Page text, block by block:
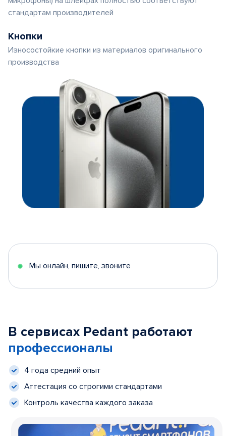
стандартам производителей
Кнопки
Износостойкие кнопки из материалов оригинального
производства
Мы онлайн, пишите, звоните
В сервисах Pedant работают
профессионалы
4 года средний опыт
Аттестация со строгими стандартами
Контроль качества каждого заказа